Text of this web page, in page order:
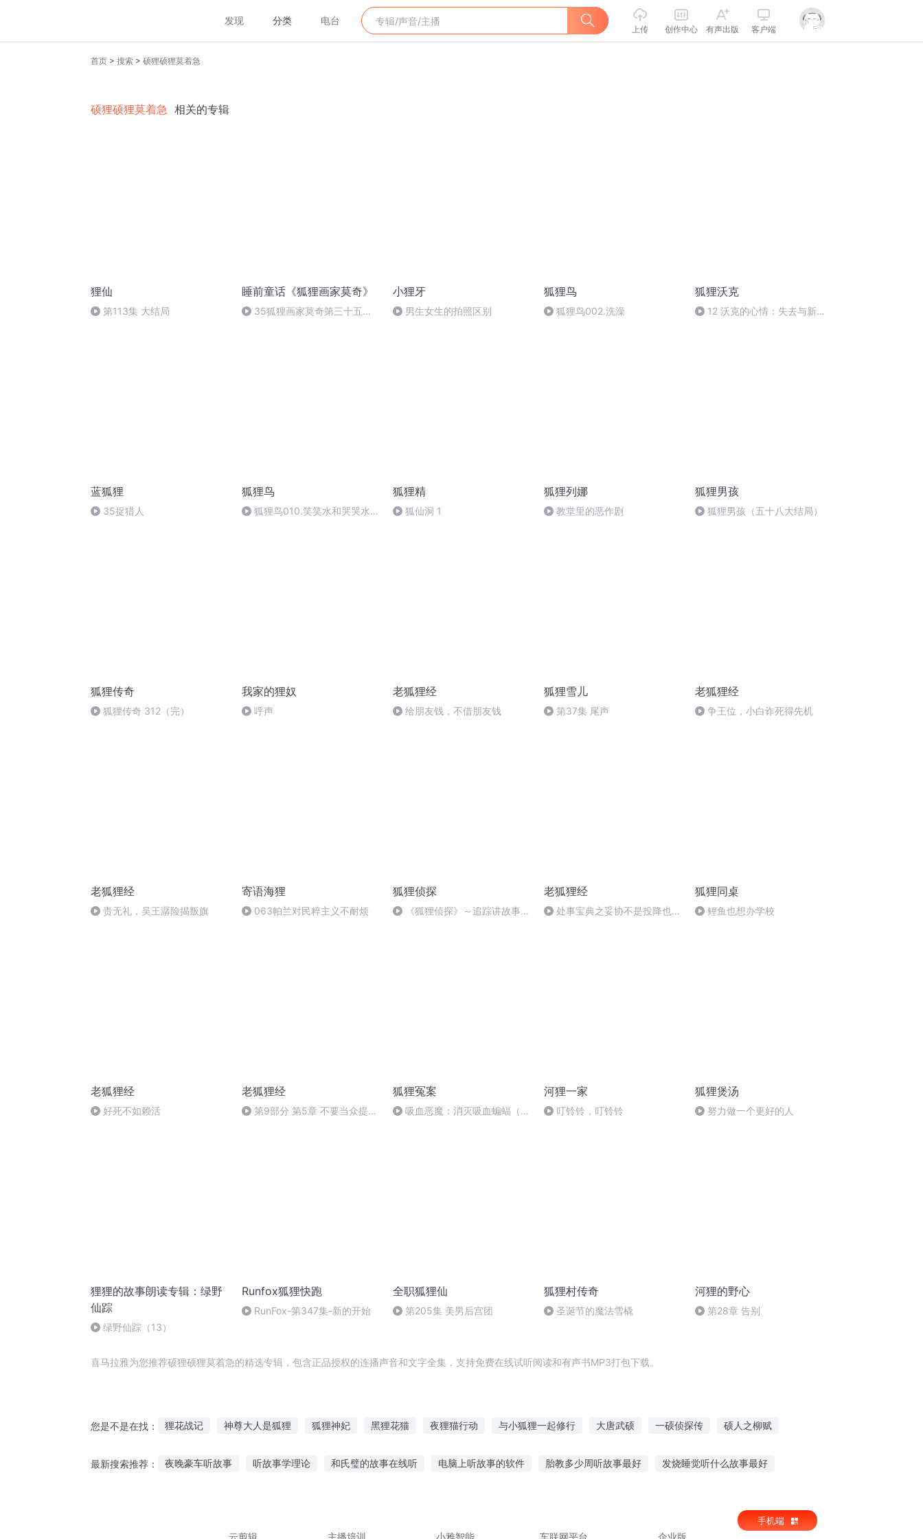
发现 分类 电台
上传 创作中心 有声出版 客户端
首页 > 搜索 > 硕狸硕狸莫着急
硕狸硕狸莫着急 相关的专辑
狸仙
第113集 大结局
睡前童话《狐狸画家莫奇》
35狐狸画家莫奇第三十五章
小狸牙
男生女生的拍照区别
狐狸鸟
狐狸鸟002.洗澡
狐狸沃克
12 沃克的心情：失去与新生
蓝狐狸
35捉猎人
狐狸鸟
狐狸鸟010.笑笑水和哭哭水
狐狸精
狐仙洞 1
狐狸列娜
教堂里的恶作剧
狐狸男孩
狐狸男孩（五十八大结局）
狐狸传奇
狐狸传奇 312（完）
我家的狸奴
呼声
老狐狸经
给朋友钱，不借朋友钱
狐狸雪儿
第37集 尾声
老狐狸经
争王位，小白诈死得先机
老狐狸经
责无礼，吴王潺险揭叛旗
寄语海狸
063帕兰对民粹主义不耐烦
狐狸侦探
《狐狸侦探》～追踪讲故事的
老狐狸经
处事宝典之妥协不是投降也不
狐狸同桌
鲤鱼也想办学校
老狐狸经
好死不如赖活
老狐狸经
第9部分 第5章 不要当众提意
狐狸冤案
吸血恶魔：消灭吸血蝙蝠（本
河狸一家
叮铃铃，叮铃铃
狐狸煲汤
努力做一个更好的人
狸狸的故事朗读专辑：绿野
仙踪
绿野仙踪（13）
Runfox狐狸快跑
RunFox-第347集-新的开始
全职狐狸仙
第205集 美男后宫团
狐狸村传奇
圣诞节的魔法雪橇
河狸的野心
第28章 告别
喜马拉雅为您推荐硕狸硕狸莫着急的精选专辑，包含正品授权的连播声音和文字全集，支持免费在线试听阅读和有声书MP3打包下载。
您是不是在找： 狸花战记 神尊大人是狐狸 狐狸神妃 黑狸花猫 夜狸猫行动 与小狐狸一起修行 大唐武硕 一硕侦探传 硕人之柳赋
最新搜索推荐： 夜晚豪车听故事 听故事学理论 和氏璧的故事在线听 电脑上听故事的软件 胎教多少周听故事最好 发烧睡觉听什么故事最好
云剪辑
主播培训 小雅智能 车联网平台 企业版
手机端